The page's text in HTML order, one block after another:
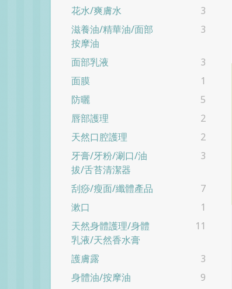
花水/爽膚水
3
滋養油/精華油/面部
按摩油
3
面部乳液
3
面膜
1
防曬
5
唇部護理
2
天然口腔護理
2
牙膏/牙粉/涮口/油
拔/舌苔清潔器
3
刮痧/瘦面/纖體產品
7
漱口
1
天然身體護理/身體
乳液/天然香水膏
11
護膚露
3
身體油/按摩油
9